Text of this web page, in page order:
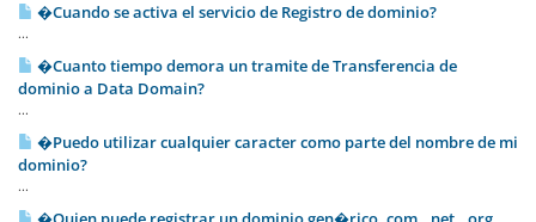
�Cuando se activa el servicio de Registro de dominio?
...
�Cuanto tiempo demora un tramite de Transferencia de
dominio a Data Domain?
...
�Puedo utilizar cualquier caracter como parte del nombre de mi
dominio?
...